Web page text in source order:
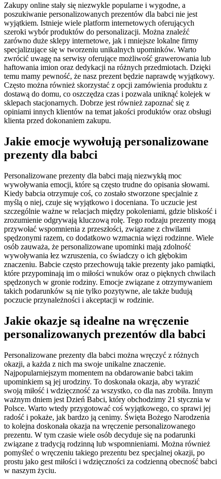
Zakupy online stały się niezwykle popularne i wygodne, a
poszukiwanie personalizowanych prezentów dla babci nie jest
wyjątkiem. Istnieje wiele platform internetowych oferujących
szeroki wybór produktów do personalizacji. Można znaleźć
zarówno duże sklepy internetowe, jak i mniejsze lokalne firmy
specjalizujące się w tworzeniu unikalnych upominków. Warto
zwrócić uwagę na serwisy oferujące możliwość grawerowania lub
haftowania imion oraz dedykacji na różnych przedmiotach. Dzięki
temu mamy pewność, że nasz prezent będzie naprawdę wyjątkowy.
Często można również skorzystać z opcji zamówienia produktu z
dostawą do domu, co oszczędza czas i pozwala uniknąć kolejek w
sklepach stacjonarnych. Dobrze jest również zapoznać się z
opiniami innych klientów na temat jakości produktów oraz obsługi
klienta przed dokonaniem zakupu.
Jakie emocje wywołują personalizowane
prezenty dla babci
Personalizowane prezenty dla babci mają niezwykłą moc
wywoływania emocji, które są często trudne do opisania słowami.
Kiedy babcia otrzymuje coś, co zostało stworzone specjalnie z
myślą o niej, czuje się wyjątkowo i doceniana. To uczucie jest
szczególnie ważne w relacjach między pokoleniami, gdzie bliskość i
zrozumienie odgrywają kluczową rolę. Tego rodzaju prezenty mogą
przywołać wspomnienia z przeszłości, związane z chwilami
spędzonymi razem, co dodatkowo wzmacnia więzi rodzinne. Wiele
osób zauważa, że personalizowane upominki mają zdolność
wywoływania łez wzruszenia, co świadczy o ich głębokim
znaczeniu. Babcie często przechowują takie prezenty jako pamiątki,
które przypominają im o miłości wnuków oraz o pięknych chwilach
spędzonych w gronie rodziny. Emocje związane z otrzymywaniem
takich podarunków są nie tylko pozytywne, ale także budują
poczucie przynależności i akceptacji w rodzinie.
Jakie okazje są idealne na wręczenie
personalizowanych prezentów dla babci
Personalizowane prezenty dla babci można wręczyć z różnych
okazji, a każda z nich ma swoje unikalne znaczenie.
Najpopularniejszym momentem na obdarowanie babci takim
upominkiem są jej urodziny. To doskonała okazja, aby wyrazić
swoją miłość i wdzięczność za wszystko, co dla nas zrobiła. Innym
ważnym dniem jest Dzień Babci, który obchodzimy 21 stycznia w
Polsce. Warto wtedy przygotować coś wyjątkowego, co sprawi jej
radość i pokaże, jak bardzo ją cenimy. Święta Bożego Narodzenia
to kolejna doskonała okazja na wręczenie personalizowanego
prezentu. W tym czasie wiele osób decyduje się na podarunki
związane z tradycją rodzinną lub wspomnieniami. Można również
pomyśleć o wręczeniu takiego prezentu bez specjalnej okazji, po
prostu jako gest miłości i wdzięczności za codzienną obecność babci
w naszym życiu.